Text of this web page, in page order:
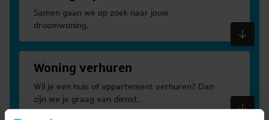
Samen gaan we op zoek naar jouw
droomwoning.
Meer informatie
Woning verhuren
Wil je een huis of appartement verhuren? Dan
zijn we je graag van dienst.
Meer informatie